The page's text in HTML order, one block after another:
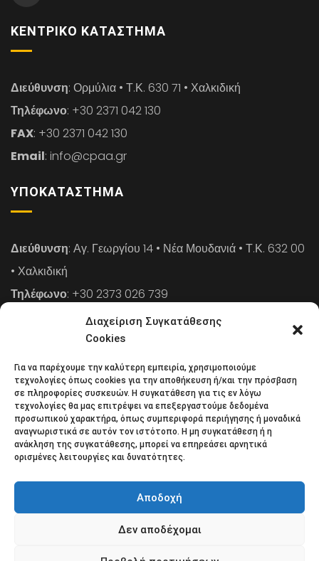
Διαχείριση Συγκατάθεσης
Cookies
Για να παρέχουμε την καλύτερη εμπειρία, χρησιμοποιούμε
τεχνολογίες όπως cookies για την αποθήκευση ή/και την πρόσβαση
σε πληροφορίες συσκευών. Η συγκατάθεση για τις εν λόγω
τεχνολογίες θα μας επιτρέψει να επεξεργαστούμε δεδομένα
προσωπικού χαρακτήρα, όπως συμπεριφορά περιήγησης ή μοναδικά
αναγνωριστικά σε αυτόν τον ιστότοπο. Η μη συγκατάθεση ή η
ανάκληση της συγκατάθεσης, μπορεί να επηρεάσει αρνητικά
ορισμένες λειτουργίες και δυνατότητες.
Αποδοχή
Δεν αποδέχομαι
ΚΕΝΤΡΙΚΌ ΚΑΤΆΣΤΗΜΑ
Διεύθυνση: Ορμύλια • Τ.Κ. 630 71 • Χαλκιδική
Τηλέφωνο: +30 2371 042 130
FAX: +30 2371 042 130
Email: info@cpaa.gr
ΥΠΟΚΑΤΆΣΤΗΜΑ
Διεύθυνση: Αγ. Γεωργίου 14 • Νέα Μουδανιά • Τ.Κ. 632 00
• Χαλκιδική
Τηλέφωνο: +30 2373 026 739
: +30 2373 026 739
: info@cpaa.gr
NEWSLETTER
Κάντε εγγραφή στο ηλεκτρονικό μας φυλλάδιο και μείνετε
στο επίκεντρο της οικονομικής επικαιρότητας.
Πολιτική απορρήτου